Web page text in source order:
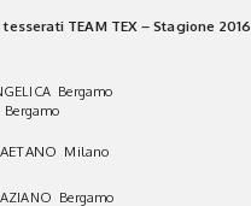
TEAM TEX – Stagione 2016
Bergamo
Bergamo
Milano
Bergamo